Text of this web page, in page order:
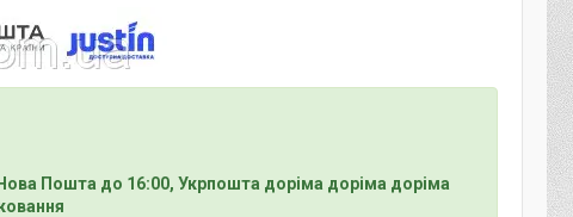
Пошта до 16:00, Укрпошта доріма доріма доріма